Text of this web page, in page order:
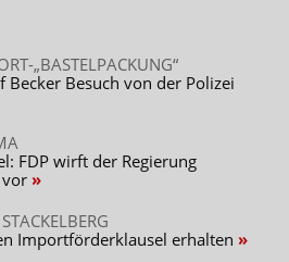
„BASTELPACKUNG“
Becker Besuch von der Polizei
FDP wirft der Regierung
Importförderklausel erhalten